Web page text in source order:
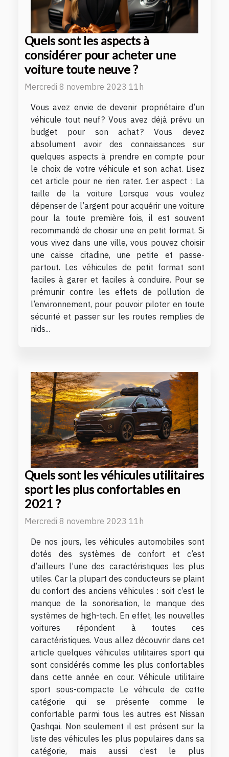
Quels sont les aspects à
considérer pour acheter une
voiture toute neuve ?
Mercredi 8 novembre 2023 11h
Vous avez envie de devenir propriétaire d’un
véhicule tout neuf ? Vous avez déjà prévu un
budget pour son achat ? Vous devez
absolument avoir des connaissances sur
quelques aspects à prendre en compte pour
le choix de votre véhicule et son achat. Lisez
cet article pour ne rien rater. 1er aspect : La
taille de la voiture Lorsque vous voulez
dépenser de l’argent pour acquérir une voiture
pour la toute première fois, il est souvent
recommandé de choisir une en petit format. Si
vous vivez dans une ville, vous pouvez choisir
une caisse citadine, une petite et passe-
partout. Les véhicules de petit format sont
faciles à garer et faciles à conduire. Pour se
prémunir contre les effets de pollution de
l’environnement, pour pouvoir piloter en toute
sécurité et passer sur les routes remplies de
nids...
Quels sont les véhicules utilitaires
sport les plus confortables en
2021 ?
Mercredi 8 novembre 2023 11h
De nos jours, les véhicules automobiles sont
dotés des systèmes de confort et c’est
d’ailleurs l’une des caractéristiques les plus
utiles. Car la plupart des conducteurs se plaint
du confort des anciens véhicules : soit c’est le
manque de la sonorisation, le manque des
systèmes de high-tech. En effet, les nouvelles
voitures répondent à toutes ces
caractéristiques. Vous allez découvrir dans cet
article quelques véhicules utilitaires sport qui
sont considérés comme les plus confortables
dans cette année en cour. Véhicule utilitaire
sport sous-compacte Le véhicule de cette
catégorie qui se présente comme le
confortable parmi tous les autres est Nissan
Qashqai. Non seulement il est présent sur la
liste des véhicules les plus populaires dans sa
catégorie, mais aussi c’est le plus